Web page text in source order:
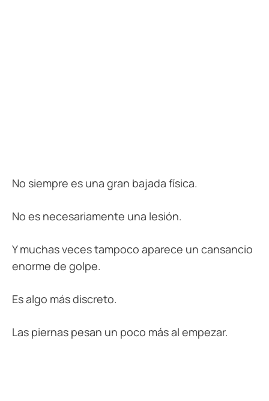
No siempre es una gran bajada física.
No es necesariamente una lesión.
Y muchas veces tampoco aparece un cansancio
enorme de golpe.
Es algo más discreto.
Las piernas pesan un poco más al empezar.